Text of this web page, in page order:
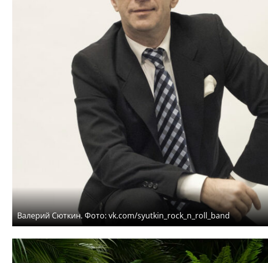
Валерий Сюткин. Фото: vk.com/syutkin_rock_n_roll_band